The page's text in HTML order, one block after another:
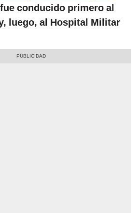
conducido primero al
luego, al Hospital Militar